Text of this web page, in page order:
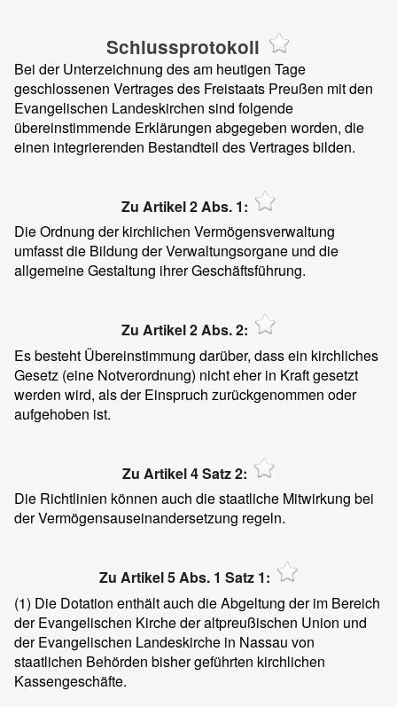
Schlussprotokoll
Bei der Unterzeichnung des am heutigen Tage
geschlossenen Vertrages des Freistaats Preußen mit den
Evangelischen Landeskirchen sind folgende
übereinstimmende Erklärungen abgegeben worden, die
einen integrierenden Bestandteil des Vertrages bilden.
Zu Artikel 2 Abs. 1:
Die Ordnung der kirchlichen Vermögensverwaltung
umfasst die Bildung der Verwaltungsorgane und die
allgemeine Gestaltung ihrer Geschäftsführung.
Zu Artikel 2 Abs. 2:
Es besteht Übereinstimmung darüber, dass ein kirchliches
Gesetz (eine Notverordnung) nicht eher in Kraft gesetzt
werden wird, als der Einspruch zurückgenommen oder
aufgehoben ist.
Zu Artikel 4 Satz 2:
Die Richtlinien können auch die staatliche Mitwirkung bei
der Vermögensauseinandersetzung regeln.
Zu Artikel 5 Abs. 1 Satz 1:
(1) Die Dotation enthält auch die Abgeltung der im Bereich
der Evangelischen Kirche der altpreußischen Union und
der Evangelischen Landeskirche in Nassau von
staatlichen Behörden bisher geführten kirchlichen
Kassengeschäfte.